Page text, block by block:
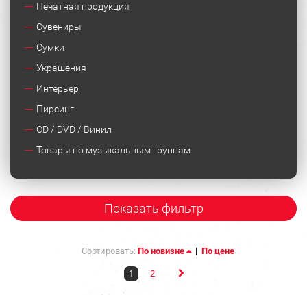
Печатная продукция
Сувениры
Сумки
Украшения
Интерьер
Пирсинг
CD / DVD / Винил
Товары по музыкальным группам
Показать фильтр
Сортировать: По новизне | По цене
1 2